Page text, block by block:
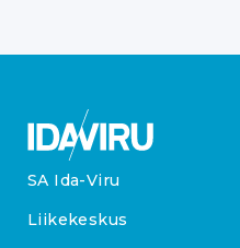
SA Ida-Viru
Liikekeskus